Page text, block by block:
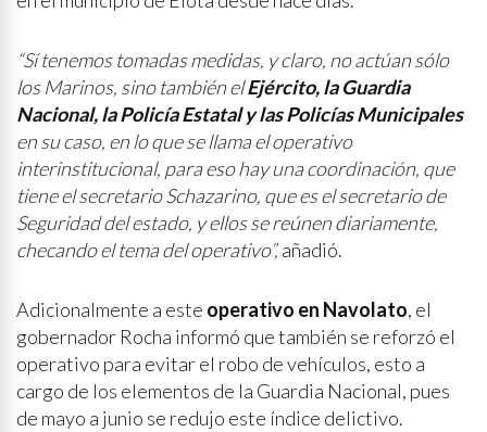
“Sí tenemos tomadas medidas, y claro, no actúan sólo
los Marinos, sino también elEjército, la Guardia
Nacional, la Policía Estatal y las Policías Municipales
en su caso, en lo que se llama el operativo
interinstitucional, para eso hay una coordinación, que
tiene el secretario Schazarino, que es el secretario de
Seguridad del estado, y ellos se reúnen diariamente,
checando el tema del operativo”,añadió.
Adicionalmente a este operativo en Navolato, el
gobernador Rocha informó que también se reforzó el
operativo para evitar el robo de vehículos, esto a
cargo de los elementos de la Guardia Nacional, pues
de mayo a junio se redujo este índice delictivo.